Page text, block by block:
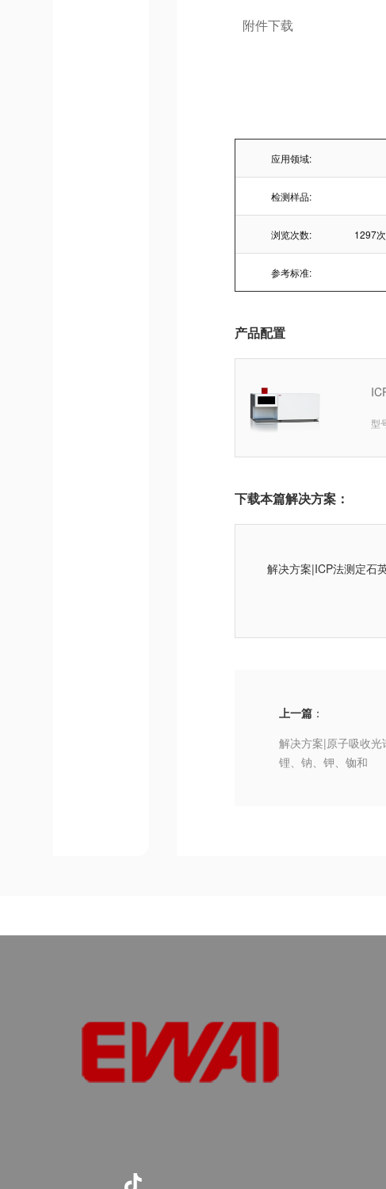
附件下载
应用领域:
检测样品:
浏览次数: 1297次
参考标准:
产品配置
型
下载本篇解决方案：
解决方案|ICP法测定石
上一篇 ：
解决方案|原子吸收
锂、钠、钾、铷和